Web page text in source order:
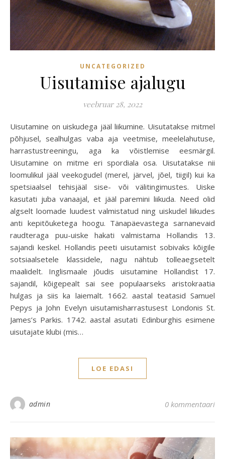
UNCATEGORIZED
Uisutamise ajalugu
veebruar 28, 2022
Uisutamine on uiskudega jääl liikumine. Uisutatakse mitmel
põhjusel, sealhulgas vaba aja veetmise, meelelahutuse,
harrastustreeningu, aga ka võistlemise eesmärgil.
Uisutamine on mitme eri spordiala osa. Uisutatakse nii
loomulikul jääl veekogudel (merel, järvel, jõel, tiigil) kui ka
spetsiaalsel tehisjääl sise- või välitingimustes. Uiske
kasutati juba vanaajal, et jääl paremini liikuda. Need olid
algselt loomade luudest valmistatud ning uiskudel liikudes
anti kepitõuketega hoogu. Tänapäevastega sarnanevaid
raudteraga puu-uiske hakati valmistama Hollandis 13.
sajandi keskel. Hollandis peeti uisutamist sobivaks kõigile
sotsiaalsetele klassidele, nagu nähtub tolleaegsetelt
maalidelt. Inglismaale jõudis uisutamine Hollandist 17.
sajandil, kõigepealt sai see populaarseks aristokraatia
hulgas ja siis ka laiemalt. 1662. aastal teatasid Samuel
Pepys ja John Evelyn uisutamisharrastusest Londonis St.
James’s Parkis. 1742. aastal asutati Edinburghis esimene
uisutajate klubi (mis…
LOE EDASI
admin 0 kommentaari